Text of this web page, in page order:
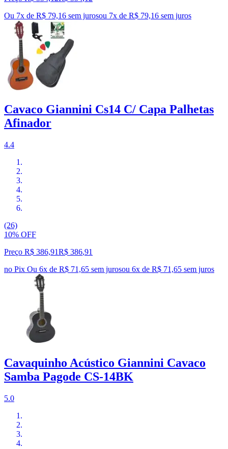
Ou 7x de R$ 79,16 sem jurosou 7x de R$ 79,16 sem juros
Cavaco Giannini Cs14 C/ Capa Palhetas
Afinador
4.4
(26)
10% OFF
Preço R$ 386,91R$ 386,91
no Pix Ou 6x de R$ 71,65 sem jurosou 6x de R$ 71,65 sem juros
Cavaquinho Acústico Giannini Cavaco
Samba Pagode CS-14BK
5.0